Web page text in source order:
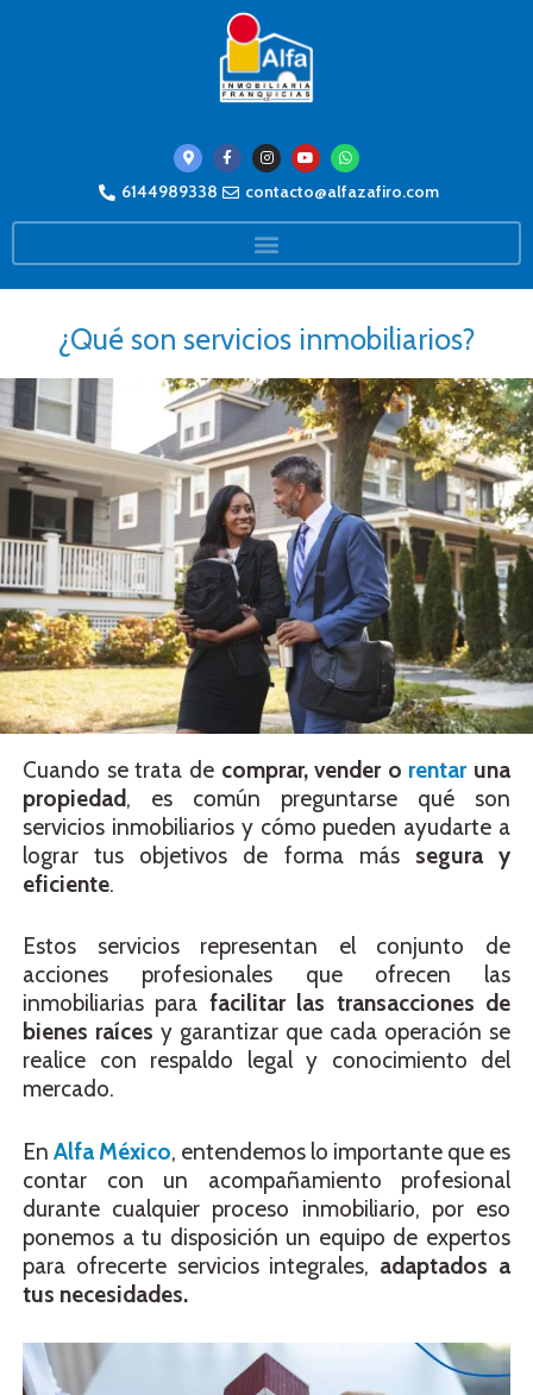
6144989338 contacto@alfazafiro.com
¿Qué son servicios inmobiliarios?
Cuando se trata de comprar, vender o rentaruna
propiedad, es común preguntarse qué son
servicios inmobiliarios y cómo pueden ayudarte a
lograr tus objetivos de forma más segura y
eficiente.
Estos servicios representan el conjunto de
acciones profesionales que ofrecen las
inmobiliarias para facilitar las transacciones de
bienes raíces y garantizar que cada operación se
realice con respaldo legal y conocimiento del
mercado.
En Alfa México, entendemos lo importante que es
contar con un acompañamiento profesional
durante cualquier proceso inmobiliario, por eso
ponemos a tu disposición un equipo de expertos
para ofrecerte servicios integrales, adaptados a
tus necesidades.